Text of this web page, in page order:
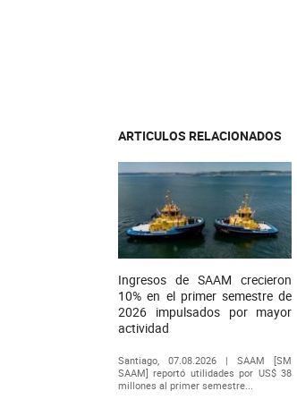
ARTICULOS RELACIONADOS
Ingresos de SAAM crecieron
10% en el primer semestre de
2026 impulsados por mayor
actividad
Santiago, 07.08.2026 | SAAM [SM
SAAM] reportó utilidades por US$ 38
millones al primer semestre...